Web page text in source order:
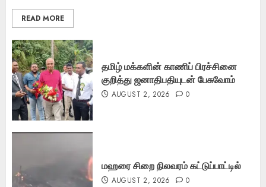
READ MORE
தமிழ் மக்களின் காணிப் பிரச்சினை
குறித்து ஜனாதிபதியுடன் பேசுவோம்
AUGUST 2, 2026 0
மஹரை சிறை நிலவரம் கட்டுப்பாட்டில்
AUGUST 2, 2026 0